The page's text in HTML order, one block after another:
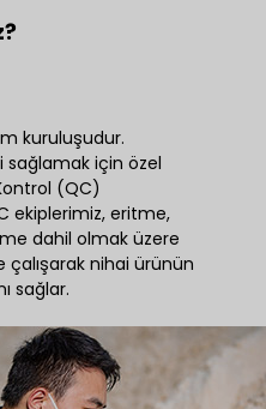
kuruluşudur.
sağlamak için özel
(QC)
ekiplerimiz, eritme,
dahil olmak üzere
nihai ürünün
sağlar.